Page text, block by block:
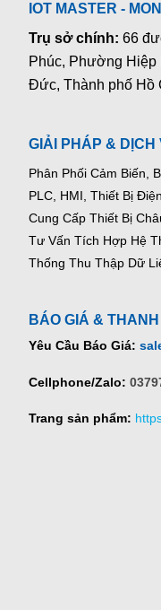
IOT MASTER -
Trụ sở chính:66
Phúc, Phường
Đức, Thành phố Hồ
GIẢI PHÁP & DỊCH
Phân Phối Cảm Biến,
PLC, HMI, Thiết Bị
Cung Cấp Thiết Bị
Tư Vấn Tích Hợp Hệ
Thống Thu Thập Dữ
BÁO GIÁ & THANH
Yêu Cầu Báo Giá:
Cellphone/Zalo:
Trang sản phẩm: